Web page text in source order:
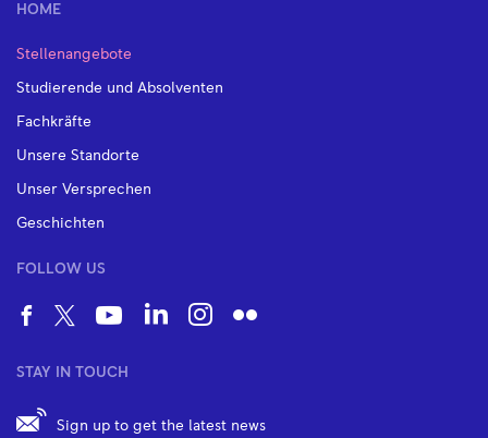
HOME
Stellenangebote
Studierende und Absolventen
Fachkräfte
Unsere Standorte
Unser Versprechen
Geschichten
FOLLOW US
STAY IN TOUCH
Sign up to get the latest news